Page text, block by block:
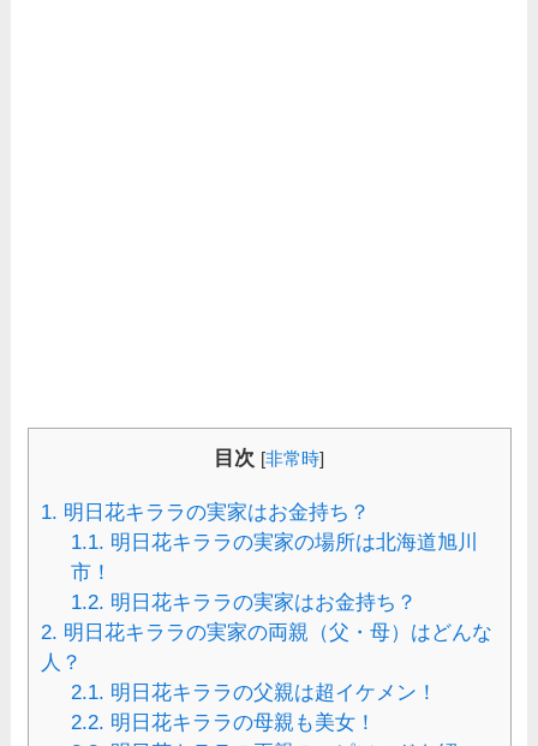
目次 [非常時]
1. 明日花キララの実家はお金持ち？
1.1. 明日花キララの実家の場所は北海道旭川
市！
1.2. 明日花キララの実家はお金持ち？
2. 明日花キララの実家の両親（父・母）はどんな
人？
2.1. 明日花キララの父親は超イケメン！
2.2. 明日花キララの母親も美女！